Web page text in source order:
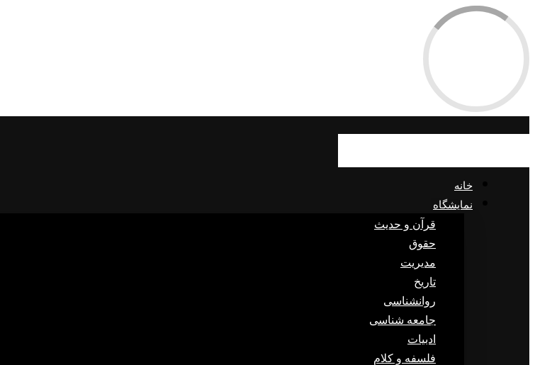
خانه
نمایشگاه
قرآن و حدیث
حقوق
مدیریت
تاریخ
روانشناسی
جامعه شناسی
ادبیات
فلسفه و کلام